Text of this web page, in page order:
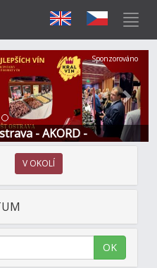
- AKORD -
Další
Sponzorováno
V OKOLÍ
OK